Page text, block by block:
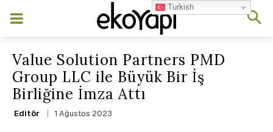
Value Solution Partners PMD
Group LLC ile Büyük Bir İş
Birliğine İmza Attı
Editör 1 Ağustos 2023
Turkish